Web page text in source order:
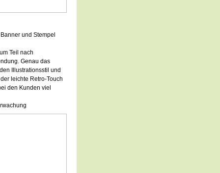
und Stempel
Teil nach
Genau das
Illustrationsstil und
leichte Retro-Touch
den Kunden viel